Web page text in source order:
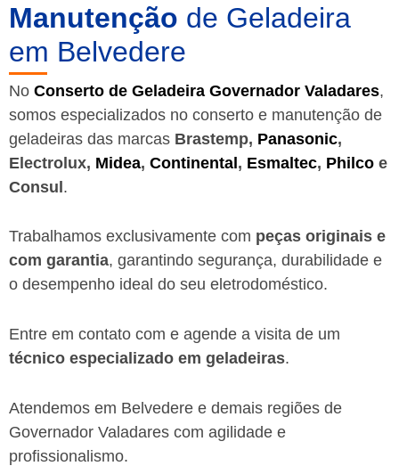
Manutenção de Geladeira
em Belvedere
No Conserto de Geladeira Governador Valadares,
somos especializados no conserto e manutenção de
geladeiras das marcas Brastemp, Panasonic,
Electrolux, Midea, Continental, Esmaltec, Philco e
Consul.
Trabalhamos exclusivamente com peças originais e
com garantia, garantindo segurança, durabilidade e
o desempenho ideal do seu eletrodoméstico.
Entre em contato com e agende a visita de um
técnico especializado em geladeiras.
Atendemos em Belvedere e demais regiões de
Governador Valadares com agilidade e
profissionalismo.